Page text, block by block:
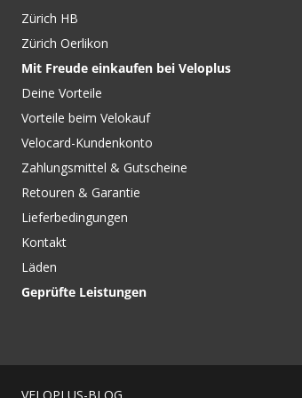
Zürich HB
Zürich Oerlikon
Mit Freude einkaufen bei Veloplus
Deine Vorteile
Vorteile beim Velokauf
Velocard-Kundenkonto
Zahlungsmittel & Gutscheine
Retouren & Garantie
Lieferbedingungen
Kontakt
Läden
Geprüfte Leistungen